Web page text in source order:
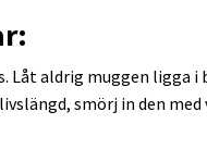
Låt aldrig muggen ligga
smörj in den